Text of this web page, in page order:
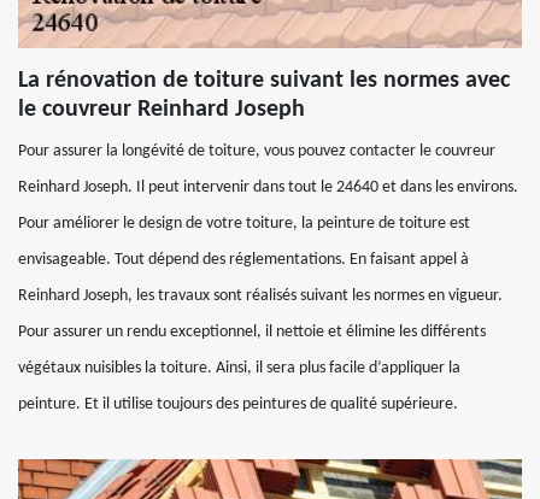
La rénovation de toiture suivant les normes avec
le couvreur Reinhard Joseph
Pour assurer la longévité de toiture, vous pouvez contacter le couvreur
Reinhard Joseph. Il peut intervenir dans tout le 24640 et dans les environs.
Pour améliorer le design de votre toiture, la peinture de toiture est
envisageable. Tout dépend des réglementations. En faisant appel à
Reinhard Joseph, les travaux sont réalisés suivant les normes en vigueur.
Pour assurer un rendu exceptionnel, il nettoie et élimine les différents
végétaux nuisibles la toiture. Ainsi, il sera plus facile d’appliquer la
peinture. Et il utilise toujours des peintures de qualité supérieure.